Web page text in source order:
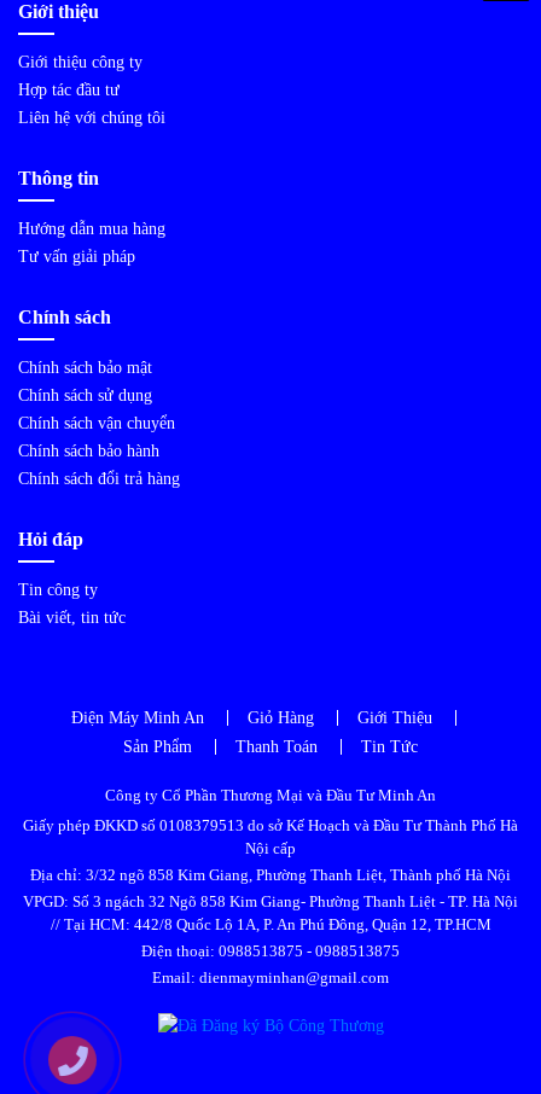
Giới thiệu
Giới thiệu công ty
Hợp tác đầu tư
Liên hệ với chúng tôi
Thông tin
Hướng dẫn mua hàng
Tư vấn giải pháp
Chính sách
Chính sách bảo mật
Chính sách sử dụng
Chính sách vận chuyển
Chính sách bảo hành
Chính sách đổi trả hàng
Hỏi đáp
Tin công ty
Bài viết, tin tức
Điện Máy Minh An Giỏ Hàng
Giới Thiệu
Sản Phẩm
Thanh Toán Tin Tức
Công ty Cổ Phần Thương Mại và Đầu Tư Minh An
Giấy phép ĐKKD số 0108379513 do sở Kế Hoạch và Đầu Tư Thành Phố Hà
Nội cấp
Địa chỉ: 3/32 ngõ 858 Kim Giang, Phường Thanh Liệt, Thành phố Hà Nội
VPGD: Số 3 ngách 32 Ngõ 858 Kim Giang- Phường Thanh Liệt - TP. Hà Nội
// Tại HCM: 442/8 Quốc Lộ 1A, P. An Phú Đông, Quận 12, TP.HCM
Điện thoại: 0988513875 - 0988513875
Email: dienmayminhan@gmail.com